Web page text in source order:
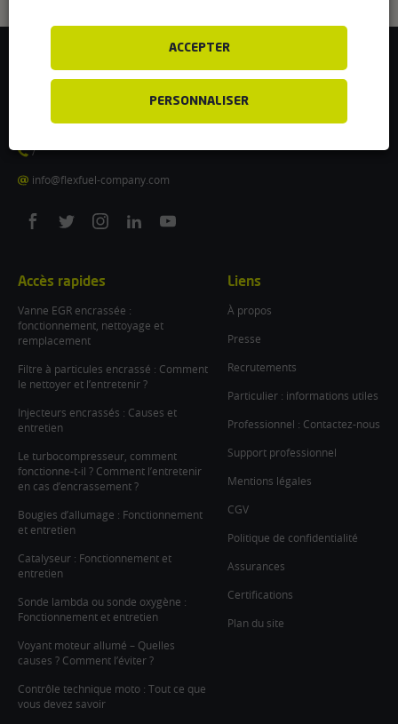
Flexfuel Energy Development
France
/
info@flexfuel-company.com
On
On
On
On
On
Accès rapides
Vanne EGR encrassée :
fonctionnement, nettoyage et
remplacement
Filtre à particules encrassé : Comment
le nettoyer et l’entretenir ?
Injecteurs encrassés : Causes et
entretien
Le turbocompresseur, comment
fonctionne-t-il ? Comment l’entretenir
en cas d’encrassement ?
Bougies d’allumage : Fonctionnement
et entretien
Catalyseur : Fonctionnement et
entretien
Sonde lambda ou sonde oxygène :
Fonctionnement et entretien
Voyant moteur allumé – Quelles
causes ? Comment l’éviter ?
Contrôle technique moto : Tout ce que
vous devez savoir
Liens
À propos
Presse
Recrutements
Particulier : informations utiles
Professionnel : Contactez-nous
Support professionnel
Mentions légales
CGV
Politique de confidentialité
Assurances
Certifications
Plan du site
ACCEPTER
PERSONNALISER